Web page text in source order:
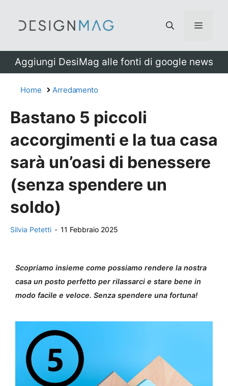
Menu
Aggiungi DesiMag alle fonti di google news
Home Arredamento
Bastano 5 piccoli
accorgimenti e la tua casa
sarà un’oasi di benessere
(senza spendere un
soldo)
Silvia Petetti - 11 Febbraio 2025
Scopriamo insieme come possiamo rendere la nostra
casa un posto perfetto per rilassarci e stare bene in
modo facile e veloce. Senza spendere una fortuna!